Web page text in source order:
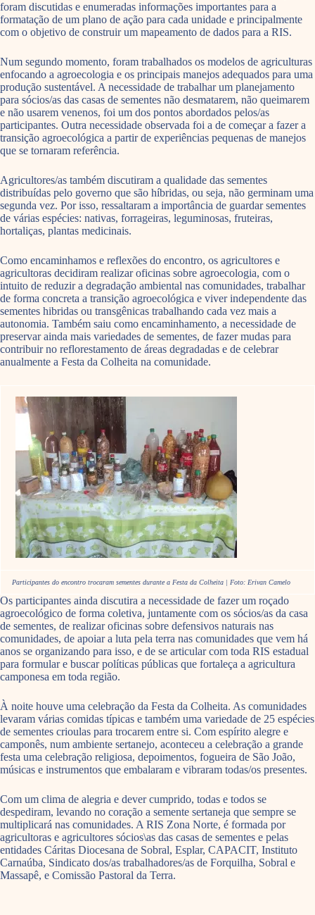
foram discutidas e enumeradas informações importantes para a
formatação de um plano de ação para cada unidade e principalmente
com o objetivo de construir um mapeamento de dados para a RIS.
Num segundo momento, foram trabalhados os modelos de agriculturas
enfocando a agroecologia e os principais manejos adequados para uma
produção sustentável. A necessidade de trabalhar um planejamento
para sócios/as das casas de sementes não desmatarem, não queimarem
e não usarem venenos, foi um dos pontos abordados pelos/as
participantes. Outra necessidade observada foi a de começar a fazer a
transição agroecológica a partir de experiências pequenas de manejos
que se tornaram referência.
Agricultores/as também discutiram a qualidade das sementes
distribuídas pelo governo que são híbridas, ou seja, não germinam uma
segunda vez. Por isso, ressaltaram a importância de guardar sementes
de várias espécies: nativas, forrageiras, leguminosas, fruteiras,
hortaliças, plantas medicinais.
Como encaminhamos e reflexões do encontro, os agricultores e
agricultoras decidiram realizar oficinas sobre agroecologia, com o
intuito de reduzir a degradação ambiental nas comunidades, trabalhar
de forma concreta a transição agroecológica e viver independente das
sementes hibridas ou transgênicas trabalhando cada vez mais a
autonomia. Também saiu como encaminhamento, a necessidade de
preservar ainda mais variedades de sementes, de fazer mudas para
contribuir no reflorestamento de áreas degradadas e de celebrar
anualmente a Festa da Colheita na comunidade.
Participantes do encontro trocaram sementes durante a Festa da Colheita | Foto: Erivan Camelo
Os participantes ainda discutira a necessidade de fazer um roçado
agroecológico de forma coletiva, juntamente com os sócios/as da casa
de sementes, de realizar oficinas sobre defensivos naturais nas
comunidades, de apoiar a luta pela terra nas comunidades que vem há
anos se organizando para isso, e de se articular com toda RIS estadual
para formular e buscar políticas públicas que fortaleça a agricultura
camponesa em toda região.
À noite houve uma celebração da Festa da Colheita. As comunidades
levaram várias comidas típicas e também uma variedade de 25 espécies
de sementes crioulas para trocarem entre si. Com espírito alegre e
camponês, num ambiente sertanejo, aconteceu a celebração a grande
festa uma celebração religiosa, depoimentos, fogueira de São João,
músicas e instrumentos que embalaram e vibraram todas/os presentes.
Com um clima de alegria e dever cumprido, todas e todos se
despediram, levando no coração a semente sertaneja que sempre se
multiplicará nas comunidades. A RIS Zona Norte, é formada por
agricultoras e agricultores sócios\as das casas de sementes e pelas
entidades Cáritas Diocesana de Sobral, Esplar, CAPACIT, Instituto
Carnaúba, Sindicato dos/as trabalhadores/as de Forquilha, Sobral e
Massapê, e Comissão Pastoral da Terra.